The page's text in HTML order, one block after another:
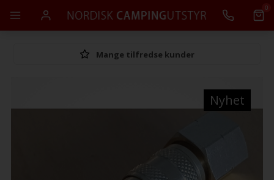
0
Mange tilfredse kunder
Nyhet